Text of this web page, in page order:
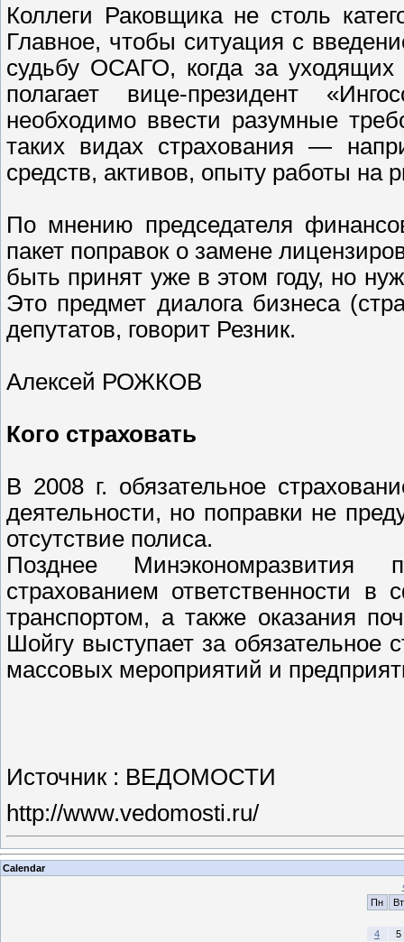
Коллеги Раковщика не столь
Главное, чтобы ситуация с
судьбу ОСАГО, когда за уходящих
полагает вице-президент
необходимо ввести разумные
таких видах страхования —
средств, активов, опыту работы на
По мнению председателя
пакет поправок о замене
быть принят уже в этом году, но
Это предмет диалога бизнеса
депутатов, говорит Резник.
Алексей РОЖКОВ
Кого страховать
В 2008 г. обязательное
деятельности, но поправки не
отсутствие полиса.
Позднее Минэкономразвития
страхованием ответственности
транспортом, а также оказания
Шойгу выступает за обязательное
массовых мероприятий и
Источник : ВЕДОМОСТИ
http://www.vedomosti.ru/
Calendar
Пн
Вт
4 5